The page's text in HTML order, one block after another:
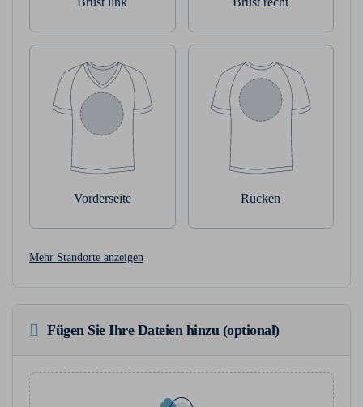
Vorderseite Rücken
Mehr Standorte anzeigen
Fügen Sie Ihre Dateien hinzu (optional)